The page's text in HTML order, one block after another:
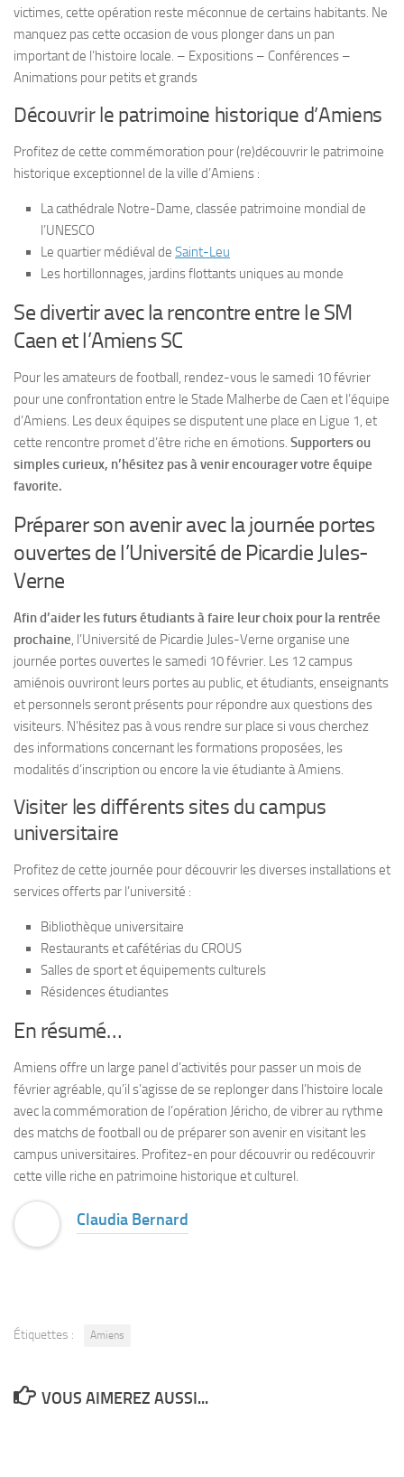
victimes, cette opération reste méconnue de certains habitants. Ne
manquez pas cette occasion de vous plonger dans un pan
important de l’histoire locale. – Expositions – Conférences –
Animations pour petits et grands
Découvrir le patrimoine historique d’Amiens
Profitez de cette commémoration pour (re)découvrir le patrimoine
historique exceptionnel de la ville d’Amiens :
La cathédrale Notre-Dame, classée patrimoine mondial de
l’UNESCO
Le quartier médiéval de Saint-Leu
Les hortillonnages, jardins flottants uniques au monde
Se divertir avec la rencontre entre le SM
Caen et l’Amiens SC
Pour les amateurs de football, rendez-vous le samedi 10 février
pour une confrontation entre le Stade Malherbe de Caen et l’équipe
d’Amiens. Les deux équipes se disputent une place en Ligue 1, et
cette rencontre promet d’être riche en émotions. Supporters ou
simples curieux, n’hésitez pas à venir encourager votre équipe
favorite.
Préparer son avenir avec la journée portes
ouvertes de l’Université de Picardie Jules-
Verne
Afin d’aider les futurs étudiants à faire leur choix pour la rentrée
prochaine, l’Université de Picardie Jules-Verne organise une
journée portes ouvertes le samedi 10 février. Les 12 campus
amiénois ouvriront leurs portes au public, et étudiants, enseignants
et personnels seront présents pour répondre aux questions des
visiteurs. N’hésitez pas à vous rendre sur place si vous cherchez
des informations concernant les formations proposées, les
modalités d’inscription ou encore la vie étudiante à Amiens.
Visiter les différents sites du campus
universitaire
Profitez de cette journée pour découvrir les diverses installations et
services offerts par l’université :
Bibliothèque universitaire
Restaurants et cafétérias du CROUS
Salles de sport et équipements culturels
Résidences étudiantes
En résumé…
Amiens offre un large panel d’activités pour passer un mois de
février agréable, qu’il s’agisse de se replonger dans l’histoire locale
avec la commémoration de l’opération Jéricho, de vibrer au rythme
des matchs de football ou de préparer son avenir en visitant les
campus universitaires. Profitez-en pour découvrir ou redécouvrir
cette ville riche en patrimoine historique et culturel.
Claudia Bernard
Étiquettes : Amiens
VOUS AIMEREZ AUSSI...